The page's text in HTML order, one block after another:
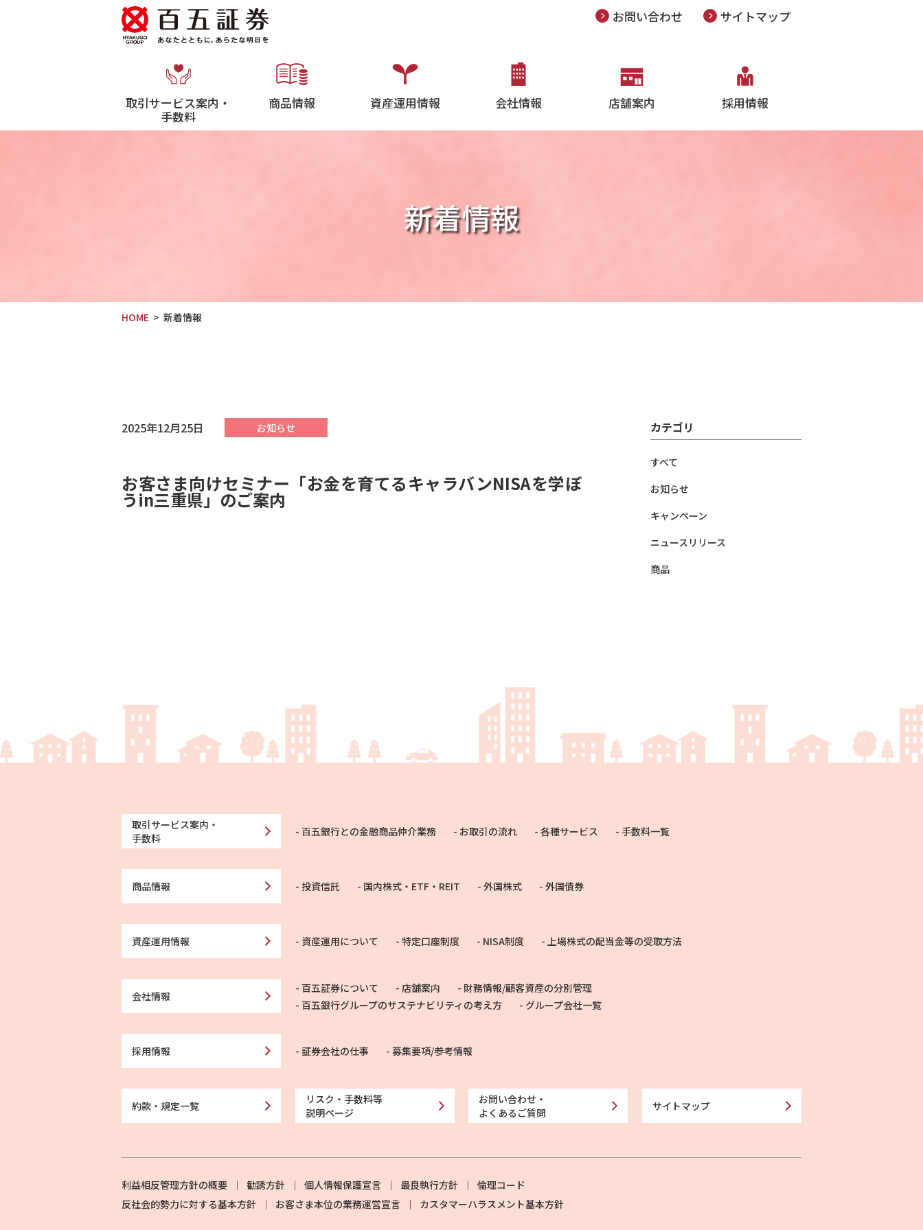
取引サービス案内・
手数料
商品情報 資産運用情報 会社情報 店舗案内 採用情報
お問い合わせ サイトマップ
新着情報
HOME 新着情報
2025年12月25日 お知らせ
お客さま向けセミナー「お金を育てるキャラバンNISAを学ぼ
うin三重県」のご案内
カテゴリ
すべて
お知らせ
キャンペーン
ニュースリリース
商品
取引サービス案内・
手数料
百五銀行との金融商品仲介業務 お取引の流れ 各種サービス 手数料一覧
商品情報 投資信託 国内株式・ETF・REIT 外国株式 外国債券
資産運用情報 資産運用について 特定口座制度 NISA制度 上場株式の配当金等の受取方法
会社情報
百五証券について 店舗案内
財務情報/顧客資産の分別管理
百五銀行グループのサステナビリティの考え方
グループ会社一覧
採用情報 証券会社の仕事 募集要項/参考情報
約款・規定一覧
リスク・手数料等
説明ページ
お問い合わせ・
よくあるご質問
サイトマップ
利益相反管理方針の概要 勧誘方針 個人情報保護宣言 最良執行方針
倫理コード
反社会的勢力に対する基本方針
お客さま本位の業務運営宣言 カスタマーハラスメント基本方針